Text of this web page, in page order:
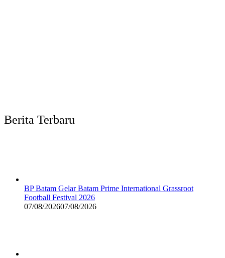
Berita Terbaru
BP Batam Gelar Batam Prime International Grassroot
Football Festival 2026
07/08/202607/08/2026